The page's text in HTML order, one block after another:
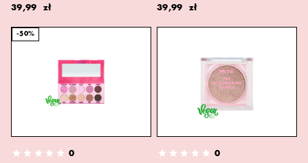
39,99 zł
39,99 zł
-50%
0
0